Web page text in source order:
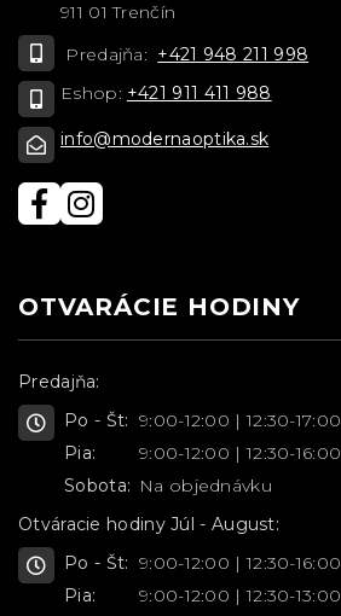
911 01 Trenčín
Predajňa: +421 948 211 998
Eshop: +421 911 411 988
info@modernaoptika.sk
OTVARÁCIE HODINY
Predajňa:
Po - Št: 9:00-12:00 | 12:30-17:00
Pia:
9:00-12:00 | 12:30-16:00
Sobota: Na objednávku
Otváracie hodiny Júl - August:
Po - Št: 9:00-12:00 | 12:30-16:00
Pia:
9:00-12:00 | 12:30-13:00